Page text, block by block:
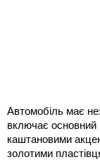
Автомобіль має
включає основний
каштановими
золотими